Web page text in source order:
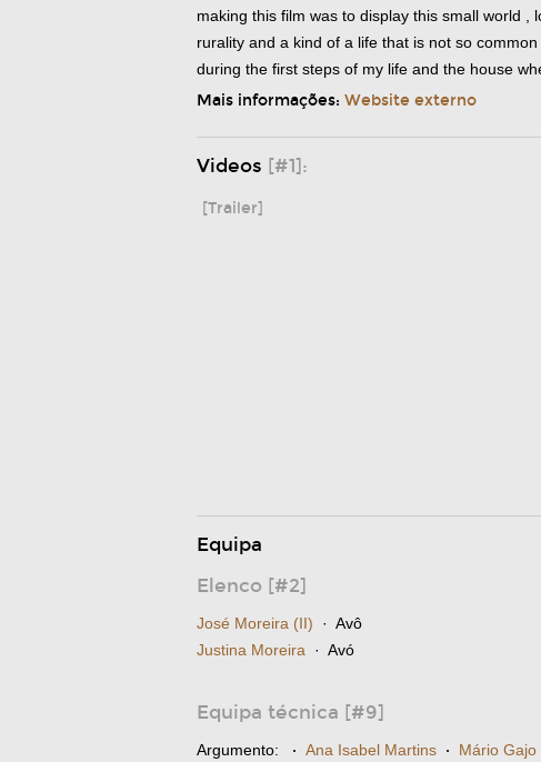
making this film was to display this small world
rurality and a kind of a life that is not so
during the first steps of my life and the house
Mais informações: Website externo
Videos [#1]:
[Trailer]
Equipa
Elenco [#2]
José Moreira (II) · Avô
Justina Moreira · Avó
Equipa técnica [#9]
Argumento: · Ana Isabel Martins · Mário